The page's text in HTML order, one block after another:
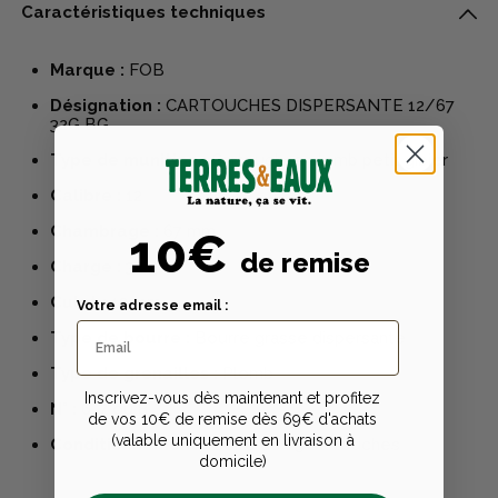
Caractéristiques techniques
Marque : FOB
Désignation : CARTOUCHES DISPERSANTE 12/67
32G BG
Type de munition :Cartouches plomb petit gibier
Calibre :
Chambrage :
67 mm
Charge :
32 g
Culot :12 mm
Type de bourre :
Type de grenailles :Plomb
N° :
6, 7 ou 8
Conditionnement :Boîte de 25 cartouches
10€ de remise
Votre adresse email :
Inscrivez-vous dès maintenant et profitez
de vos 10€ de remise dès 69€ d'achats
(valable uniquement en livraison à
domicile)